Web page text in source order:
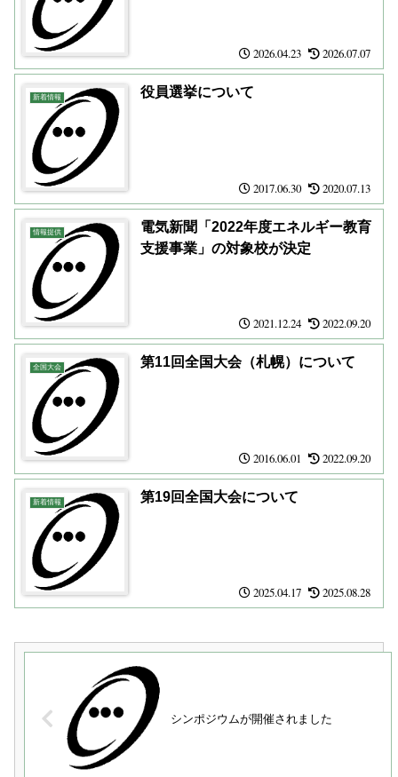
2026.04.23 2026.07.07
新着情報 役員選挙について
2017.06.30 2020.07.13
情報提供
電気新聞「2022年度エネルギー教育
支援事業」の対象校が決定
2021.12.24 2022.09.20
全国大会 第11回全国大会（札幌）について
2016.06.01 2022.09.20
新着情報 第19回全国大会について
2025.04.17 2025.08.28
シンポジウムが開催されました